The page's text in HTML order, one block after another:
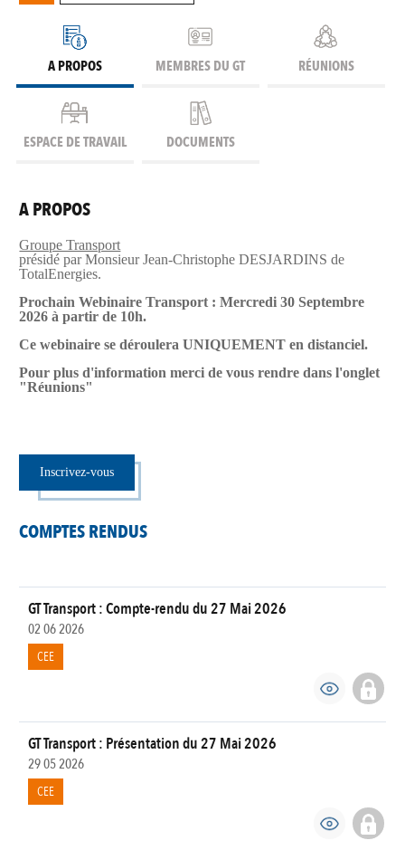
A PROPOS MEMBRES DU GT RÉUNIONS
ESPACE DE TRAVAIL DOCUMENTS
A PROPOS
Groupe Transport
présidé par MonsieurJean-Christophe DESJARDINSde
TotalEnergies.
Prochain Webinaire Transport : Mercredi 30 Septembre
2026 à partir de 10h.
Ce webinaire se déroulera UNIQUEMENT en distanciel.
Pour plus d'information merci de vous rendre dans l'onglet
"Réunions"
Inscrivez-vous
COMPTES RENDUS
GT Transport : Compte-rendu du 27 Mai 2026
02 06 2026
CEE
GT Transport : Présentation du 27 Mai 2026
29 05 2026
CEE